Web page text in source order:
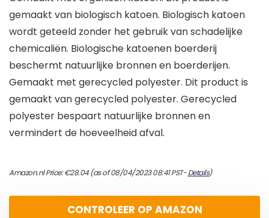
gemaakt van biologisch katoen. Biologisch katoen
wordt geteeld zonder het gebruik van schadelijke
chemicaliën. Biologische katoenen boerderij
beschermt natuurlijke bronnen en boerderijen.
Gemaakt met gerecycled polyester. Dit product is
gemaakt van gerecycled polyester. Gerecycled
polyester bespaart natuurlijke bronnen en
vermindert de hoeveelheid afval.
Amazon.nl Price:€28.04(as of 08/04/2023 08:41 PST-Details)
CONTROLEER OP AMAZON